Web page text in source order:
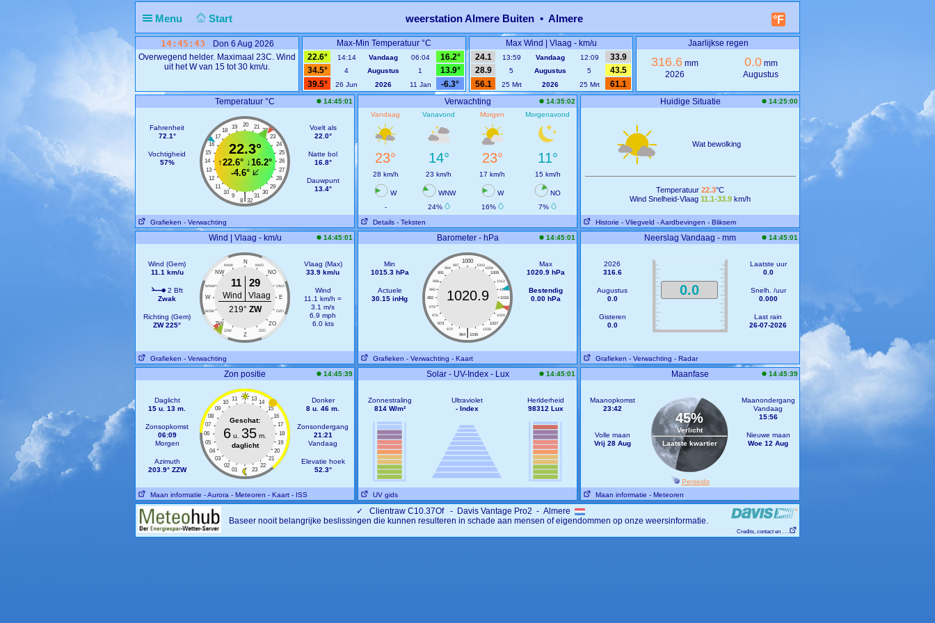
Menu Start °F
weerstation Almere Buiten • Almere
14:45:43
Don 6 Aug 2026
Overwegend helder. Maximaal 23C. Wind
uit het W van 15 tot 30 km/u.
Max-Min Temperatuur °C
22.6°
14:14 Vandaag 06:04
16.2°
34.5°
4 Augustus 1
13.9°
39.5°
26 Jun 2026 11 Jan -6.3°
Max Wind | Vlaag - km/u
24.1
13:59 Vandaag 12:09
33.9
28.9
5 Augustus 5
43.5
56.1
25 Mrt 2026 25 Mrt 61.1
Jaarlijkse regen
316.6 mm
2026
0.0mm
Augustus
Temperatuur °C 14:45:01
Fahrenheit
72.1°
Vochtigheid
57%
20
19 21
18
22
17
23
16
24
15
25
14
26
13
27
12
28
11
29
10
30
9 31
|
8 32
22.3°
↑22.6° ↓16.2°
-4.6°
Voelt als
22.0°
Natte bol
16.8°
Dauwpunt
13.4°
Grafieken - Verwachting
Verwachting
14:35:02
Vandaag
Vanavond Morgen Morgenavond
23° 14° 23° 11°
28 km/h 23 km/h 17 km/h 15 km/h
W WNW W
NO
-
24% 16%
7%
Details - Teksten
Huidige Situatie 14:25:00
Wat bewolking
Temperatuur 22.3°C
Wind Snelheid-Vlaag 11.1-33.9 km/h
Historie - Vliegveld - Aardbevingen - Bliksem
Wind | Vlaag - km/u 14:45:01
Wind (Gem)
11.1 km/u
2 Bft
Zwak
Richting (Gem)
ZW 225°
N
NNW NNO
NW NO
WNW ONO
W E
WZW OZO
ZW ZO
ZZW ZZO
Z
11 29
Wind
Vlaag
219° ZW
Vlaag (Max)
33.9 km/u
Wind
11.1 km/h =
3.1 m/s
6.9 mph
6.0 kts
Grafieken - Verwachting
Barometer - hPa 14:45:01
Min
1015.3 hPa
Actuele
30.15 inHg
1000
997 1003
994
1006
991
1009
988
1012
985
1015
982
1018
979
1021
976
1024
973
1027
970
1030
|
964 1036
1020.9
Max
1020.9 hPa
Bestendig
0.00 hPa
Grafieken - Verwachting - Kaart
Neerslag Vandaag - mm 14:45:01
2026
316.6
Augustus
0.0
Gisteren
0.0
0.0
Laatste uur
0.0
Snelh. /uur
0.000
Last rain
26-07-2026
Grafieken - Verwachting - Radar
Zon positie 14:45:39
Daglicht
15 u. 13 m.
Zonsopkomst
06:09
Morgen
Azimuth
203.9° ZZW
11 13
10
14
09
15
08
16
07
17
06
18
05
19
04
20
03
21
02
22
01 23
Geschat:
6 u. 35 m.
daglicht
Donker
8 u. 46 m.
Zonsondergang
21:21
Vandaag
Elevatie hoek
52.3°
Maan informatie - Aurora - Meteoren - Kaart - ISS
Solar - UV-Index - Lux 14:45:01
Zonnestraling
814 W/m²
Ultraviolet
- Index
Herlderheid
98312 Lux
UV gids
Maanfase 14:45:39
Maanopkomst
23:42
Volle maan
Vrij 28 Aug
45%
Verlicht
Laatste kwartier
Maanondergang
Vandaag
15:56
Nieuwe maan
Woe 12 Aug
Perseids
Maan informatie - Meteoren
✓
Clientraw C10.37Of - Davis Vantage Pro2 - Almere
Baseer nooit belangrijke beslissingen die kunnen resulteren in schade aan mensen of eigendommen op onze weersinformatie.
Credits, contact en . . .